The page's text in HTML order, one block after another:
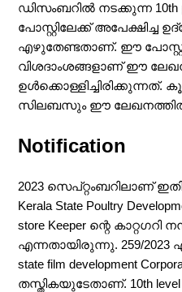
ഡിസംബറിൽ നടക്കുന്ന 10th
പോസ്റ്റിലേക്ക് അപേക്ഷിച്ച
എഴുതേണ്ടതാണ്. ഈ
വിശദാംശങ്ങളാണ് ഈ
ഉൾക്കൊള്ളിച്ചിരിക്കുന്നത്.
സിലബസും ഈ ലേഖനത്തിൽ
Notification
2023 സെപ്റ്റംബറിലാണ്
Kerala State Poultry
store Keeper ന്റെ കാറ്റഗറി
എന്നതായിരുന്നു. 259/2023
state film development
തസ്തികയുടേതാണ്. 10th